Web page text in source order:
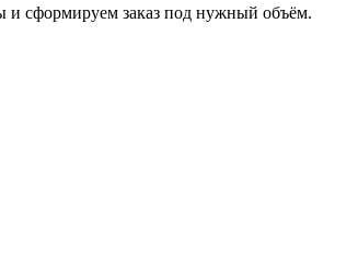
и сформируем заказ под нужный объём.